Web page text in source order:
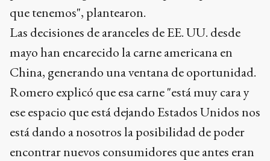
que tenemos", plantearon.
Las decisiones de aranceles de EE. UU. desde
mayo han encarecido la carne americana en
China, generando una ventana de oportunidad.
Romero explicó que esa carne "está muy cara y
ese espacio que está dejando Estados Unidos nos
está dando a nosotros la posibilidad de poder
encontrar nuevos consumidores que antes eran